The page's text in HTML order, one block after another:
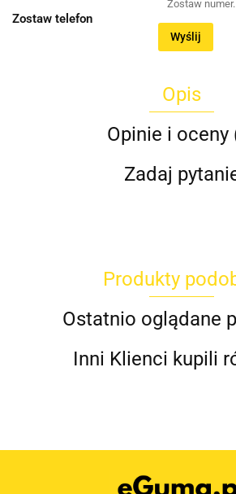
Zostaw telefon
Wyślij
Opis
Opinie i oceny
Zadaj
Produkty
Ostatnio oglądane
Inni Klienci kupili